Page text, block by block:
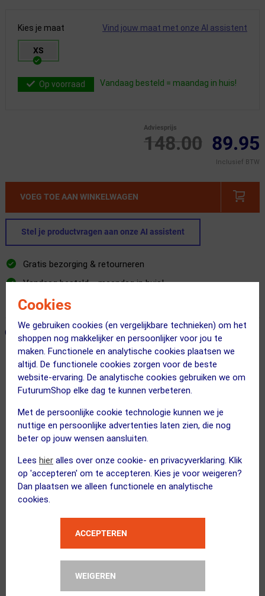
Cookies
We gebruiken cookies (en vergelijkbare technieken) om het
shoppen nog makkelijker en persoonlijker voor jou te
maken. Functionele en analytische cookies plaatsen we
altijd. De functionele cookies zorgen voor de beste
website-ervaring. De analytische cookies gebruiken we om
FuturumShop elke dag te kunnen verbeteren.
Met de persoonlijke cookie technologie kunnen we je
nuttige en persoonlijke advertenties laten zien, die nog
beter op jouw wensen aansluiten.
Lees hier alles over onze cookie- en privacyverklaring. Klik
op 'accepteren' om te accepteren. Kies je voor weigeren?
Dan plaatsen we alleen functionele en analytische
cookies.
ACCEPTEREN
WEIGEREN
Kies je maat Vind jouw maat met onze AI assistent
XS
Op voorraad Vandaag besteld = maandag in huis!
148.00
Adviesprijs
89.95
Inclusief BTW
VOEG TOE AAN WINKELWAGEN
Stel je productvragen aan onze AI assistent
Gratis bezorging & retourneren
Vandaag besteld = maandag in huis!
365 dagen retourrecht
← Terug naar productnavigatie
ONZE AANBEVOLEN COMBINATIE
Q36.5
L1 Fietsshirt Korte Mouwen Roze Roz...
Flownatura
Chamois Crème 150ml